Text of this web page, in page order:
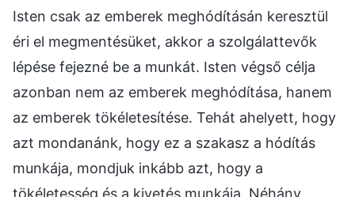
Isten csak az emberek meghódításán keresztül
éri el megmentésüket, akkor a szolgálattevők
lépése fejezné be a munkát. Isten végső célja
azonban nem az emberek meghódítása, hanem
az emberek tökéletesítése. Tehát ahelyett, hogy
azt mondanánk, hogy ez a szakasz a hódítás
munkája, mondjuk inkább azt, hogy a
tökéletesség és a kivetés munkája. Néhány